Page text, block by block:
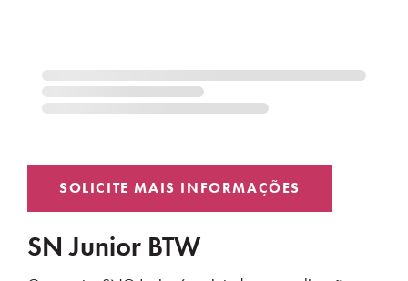
SN Junior BTW